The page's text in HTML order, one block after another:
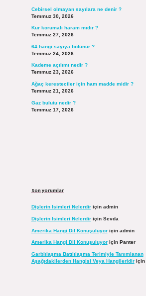
Cebirsel olmayan sayılara ne denir ?
Temmuz 30, 2026
Kur korumalı haram mıdır ?
Temmuz 27, 2026
64 hangi sayıya bölünür ?
Temmuz 24, 2026
Kademe açılımı nedir ?
Temmuz 23, 2026
Ağaç keresteciler için ham madde midir ?
Temmuz 21, 2026
Gaz bulutu nedir ?
Temmuz 17, 2026
Son yorumlar
Dişlerin Isimleri Nelerdiriçin admin
Dişlerin Isimleri Nelerdiriçin Sevda
Amerika Hangi Dil Konuşuluyoriçin admin
Amerika Hangi Dil Konuşuluyoriçin Panter
Garblılaşma Batılılaşma Terimiyle Tanımlanan
Aşağıdakilerden Hangisi Veya Hangileridiriçin